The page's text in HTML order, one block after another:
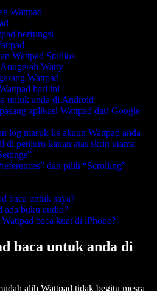
Wattpad
berfungsi
Wattpad Studios
Watty
Wattpad
hari ini
untuk anda di Android
aplikasi Wattpad dari Google
log masuk ke akaun Wattpad anda
di penjuru kanan atas skrin utama
dan pilih “Scrolling”
baca untuk saya?
ada buku audio?
baca kuat di iPhone?
baca untuk anda di
alih Wattpad tidak begitu mesra